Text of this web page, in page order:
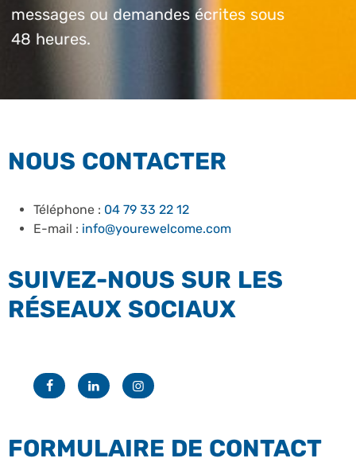
messages ou demandes écrites sous
48 heures.
NOUS CONTACTER
Téléphone : 04 79 33 22 12
E-mail : info@yourewelcome.com
SUIVEZ-NOUS SUR LES
RÉSEAUX SOCIAUX
FORMULAIRE DE CONTACT